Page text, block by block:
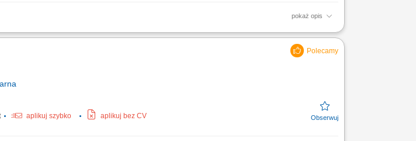
pokaż opis
Malowanie drzwi, sufitów oraz tarasów zewnętrznych; Montaż listew narożnych, zestawów
aplikuj szybko aplikuj bez CV